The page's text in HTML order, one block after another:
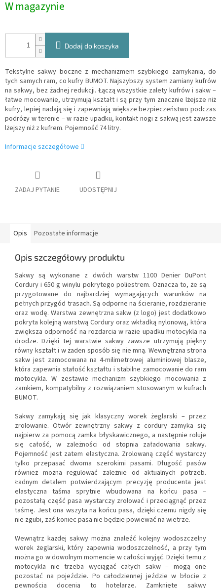
jednostkowa:
W magazynie
Dodaj do koszyka
Tekstylne sakwy boczne z mechanizmem szybkiego zamykania, do
tych samych ram, co kufry BUMOT. Najszybszy system zamiany kufrów
na sakwy, bez żadnej redukcji. Łączą wszystkie zalety kufrów i sakw –
łatwe mocowanie, utrzymują kształt i są przy tym znacznie lżejsze niż
kufry, lepiej nadają się i zapewniają większe bezpieczeństwo podczas
podróży w terenie – w razie upadku, kontakt nogi z sakwą jest zawsze
lżejszy niż z kufrem. Pojemność 74 litry.
Informacje szczegółowe
ZADAJ PYTANIE UDOSTĘPNIJ
Opis Pozostałe informacje
Opis szczegółowy produktu
Sakwy są wykonane z dwóch warstw 1100 Denier DuPont
Cordury i 650 g winylu pokrytego poliestrem. Oznacza to, że są
przygotowane do najbardziej wymagających warunków na
pełnych przygód trasach. Są odporne na ścieranie, rozdzieranie
oraz wodę. Warstwa zewnętrzna sakw (z logo) jest dodatkowo
pokryta kolejną warstwą Cordury oraz wkładką nylonową, która
zwiększa odporność na rozdarcia w razie upadku motocykla na
drodze. Dzięki tej warstwie sakwy zawsze utrzymują piękny
równy kształt i w żaden sposób się nie mną. Wewnętrzna strona
sakw jest zamocowana na 4-milimetrowej aluminiowej blasze,
która zapewnia stałość kształtu i stabilne zamocowanie do ram
motocykla. W zestawie mechanizm szybkiego mocowania z
zamkiem, kompatybilny z rozwiązaniem stosowanym w kufrach
BUMOT.
Sakwy zamykają się jak klasyczny worek żeglarski – przez
zrolowanie. Otwór zewnętrzny sakwy z cordury zamyka się
najpierw za pomocą zamka błyskawicznego, a następnie roluje
się całość, w zależności od stopnia załadowania sakwy.
Pojemność jest zatem elastyczna. Zrolowaną część wystarczy
tylko przepasać dwoma szerokimi pasami. Długość pasów
również można regulować zależnie od aktualnych potrzeb.
Ładnym detalem potwierdzającym precyzję producenta jest
elastyczna taśma sprytnie wbudowana na końcu pasa –
pozostałą część pasa wystarczy zrolować i przeciągnąć przez
taśmę. Jest ona wszyta na końcu pasa, dzięki czemu nigdy się
nie zgubi, zaś koniec pasa nie będzie powiewać na wietrze.
Wewnątrz każdej sakwy można znaleźć kolejny wodoszczelny
worek żeglarski, który zapewnia wodoszczelność, a przy tym
można go w dowolnym momencie w całości wyjąć. Dzięki temu z
motocykla nie trzeba wyciągać całych sakw – mogą one
pozostać na pojeździe. Po całodziennej jeździe w błocie z
pewnością docenią to hotelarze. Zamknięte sakwy